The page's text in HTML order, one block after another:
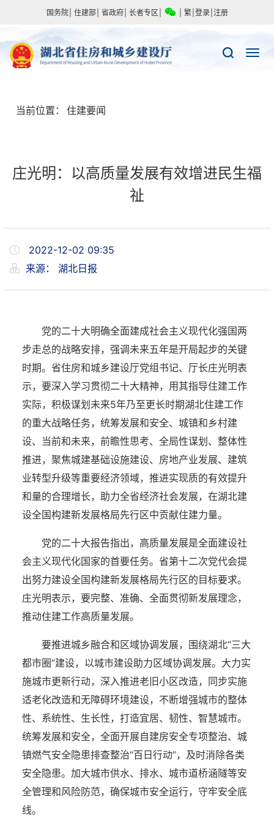
国务院 住建部 省政府 长者专区 繁 登录 注册
当前位置： 住建要闻
庄光明：以高质量发展有效增进民生福
祉
2022-12-02 09:35
来源： 湖北日报
党的二十大明确全面建成社会主义现代化强国两
步走总的战略安排，强调未来五年是开局起步的关键
时期。省住房和城乡建设厅党组书记、厅长庄光明表
示，要深入学习贯彻二十大精神，用其指导住建工作
实际，积极谋划未来5年乃至更长时期湖北住建工作
的重大战略任务，统筹发展和安全、城镇和乡村建
设、当前和未来，前瞻性思考、全局性谋划、整体性
推进，聚焦城建基础设施建设、房地产业发展、建筑
业转型升级等重要经济领域，推进实现质的有效提升
和量的合理增长，助力全省经济社会发展，在湖北建
设全国构建新发展格局先行区中贡献住建力量。
党的二十大报告指出，高质量发展是全面建设社
会主义现代化国家的首要任务。省第十二次党代会提
出努力建设全国构建新发展格局先行区的目标要求。
庄光明表示，要完整、准确、全面贯彻新发展理念，
推动住建工作高质量发展。
要推进城乡融合和区域协调发展，围绕湖北“三大
都市圈”建设，以城市建设助力区域协调发展。大力实
施城市更新行动，深入推进老旧小区改造，同步实施
适老化改造和无障碍环境建设，不断增强城市的整体
性、系统性、生长性，打造宜居、韧性、智慧城市。
统筹发展和安全，全面开展自建房安全专项整治、城
镇燃气安全隐患排查整治“百日行动”，及时消除各类
安全隐患。加大城市供水、排水、城市道桥涵隧等安
全管理和风险防范，确保城市安全运行，守牢安全底
线。